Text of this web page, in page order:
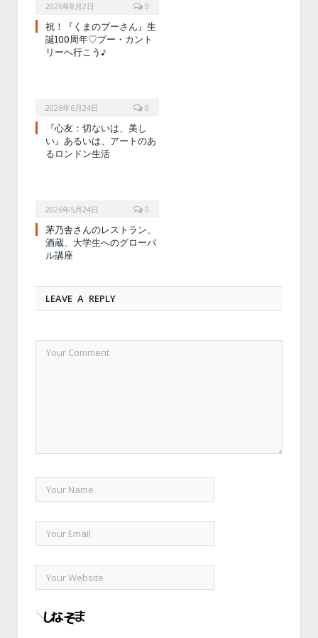
2026年8月2日 0
祝！『くまのプーさん』生
誕100周年♡プー・カント
リーへ行こう♪
2026年6月24日 0
『心友：切ないは、美し
い』あるいは、アートのあ
るロンドン生活
2026年5月24日 0
茅乃舎さんのレストラン、
酒蔵、大学生へのグローバ
ル講座
LEAVE A REPLY